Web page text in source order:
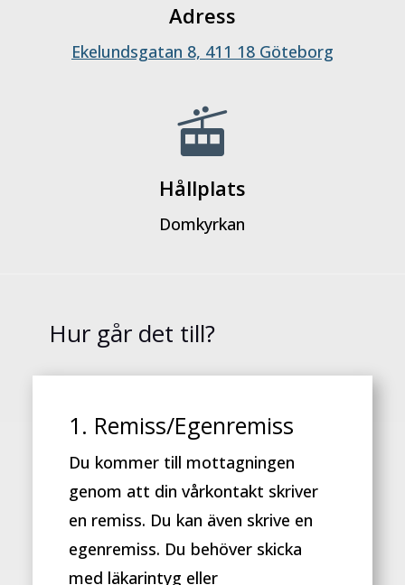
Adress
Ekelundsgatan 8, 411 18 Göteborg

Hållplats
Domkyrkan
Hur går det till?
1. Remiss/Egenremiss
Du kommer till mottagningen
genom att din vårkontakt skriver
en remiss. Du kan även skrive en
egenremiss. Du behöver skicka
med läkarintyg eller